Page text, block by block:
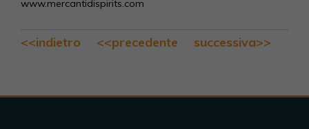
www.mercantidispirits.com
<<indietro <<precedente successiva>>